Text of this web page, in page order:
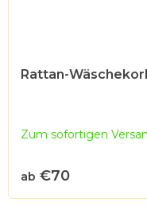
Rattan-
Zum sofortigen
ab €70